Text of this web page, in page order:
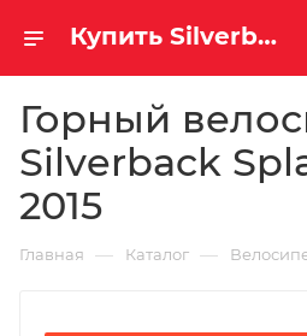
Купить Silverback Splash 2 2015 за рублей, а со скидкой
Горный
Silverback
2015
Главная — Каталог —